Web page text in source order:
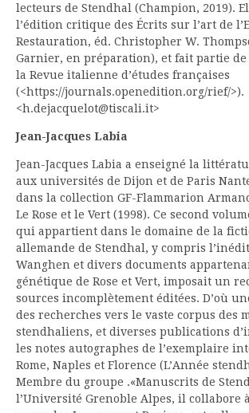
lecteurs de Stendhal (Champion, 2019).
l’édition critique des Écrits sur l’art de
Restauration, éd. Christopher W.
Garnier, en préparation), et fait partie de
la Revue italienne d’études françaises
(<https://journals.openedition.org/rief/>).
<h.dejacquelot@tiscali.it>
Jean-Jacques Labia
Jean-Jacques Labia a enseigné la
aux universités de Dijon et de Paris
dans la collection GF-Flammarion
Le Rose et le Vert (1998). Ce second
qui appartient dans le domaine de la
allemande de Stendhal, y compris
Wanghen et divers documents
génétique de Rose et Vert, imposait un
sources incomplètement éditées. D’où
des recherches vers le vaste corpus des
stendhaliens, et diverses publications
les notes autographes de l’exemplaire
Rome, Naples et Florence (L’Année
Membre du groupe .«Manuscrits de
l’Université Grenoble Alpes, il collabore